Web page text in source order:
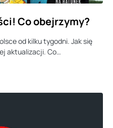
Co obejrzymy?
od kilku tygodni. Jak się
aktualizacji. Co…